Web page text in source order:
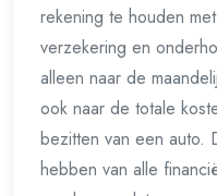
rekening te houden
verzekering en
alleen naar de
ook naar de totale
bezitten van een
hebben van alle